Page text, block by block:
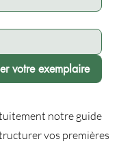
votre exemplaire
notre guide
vos premières